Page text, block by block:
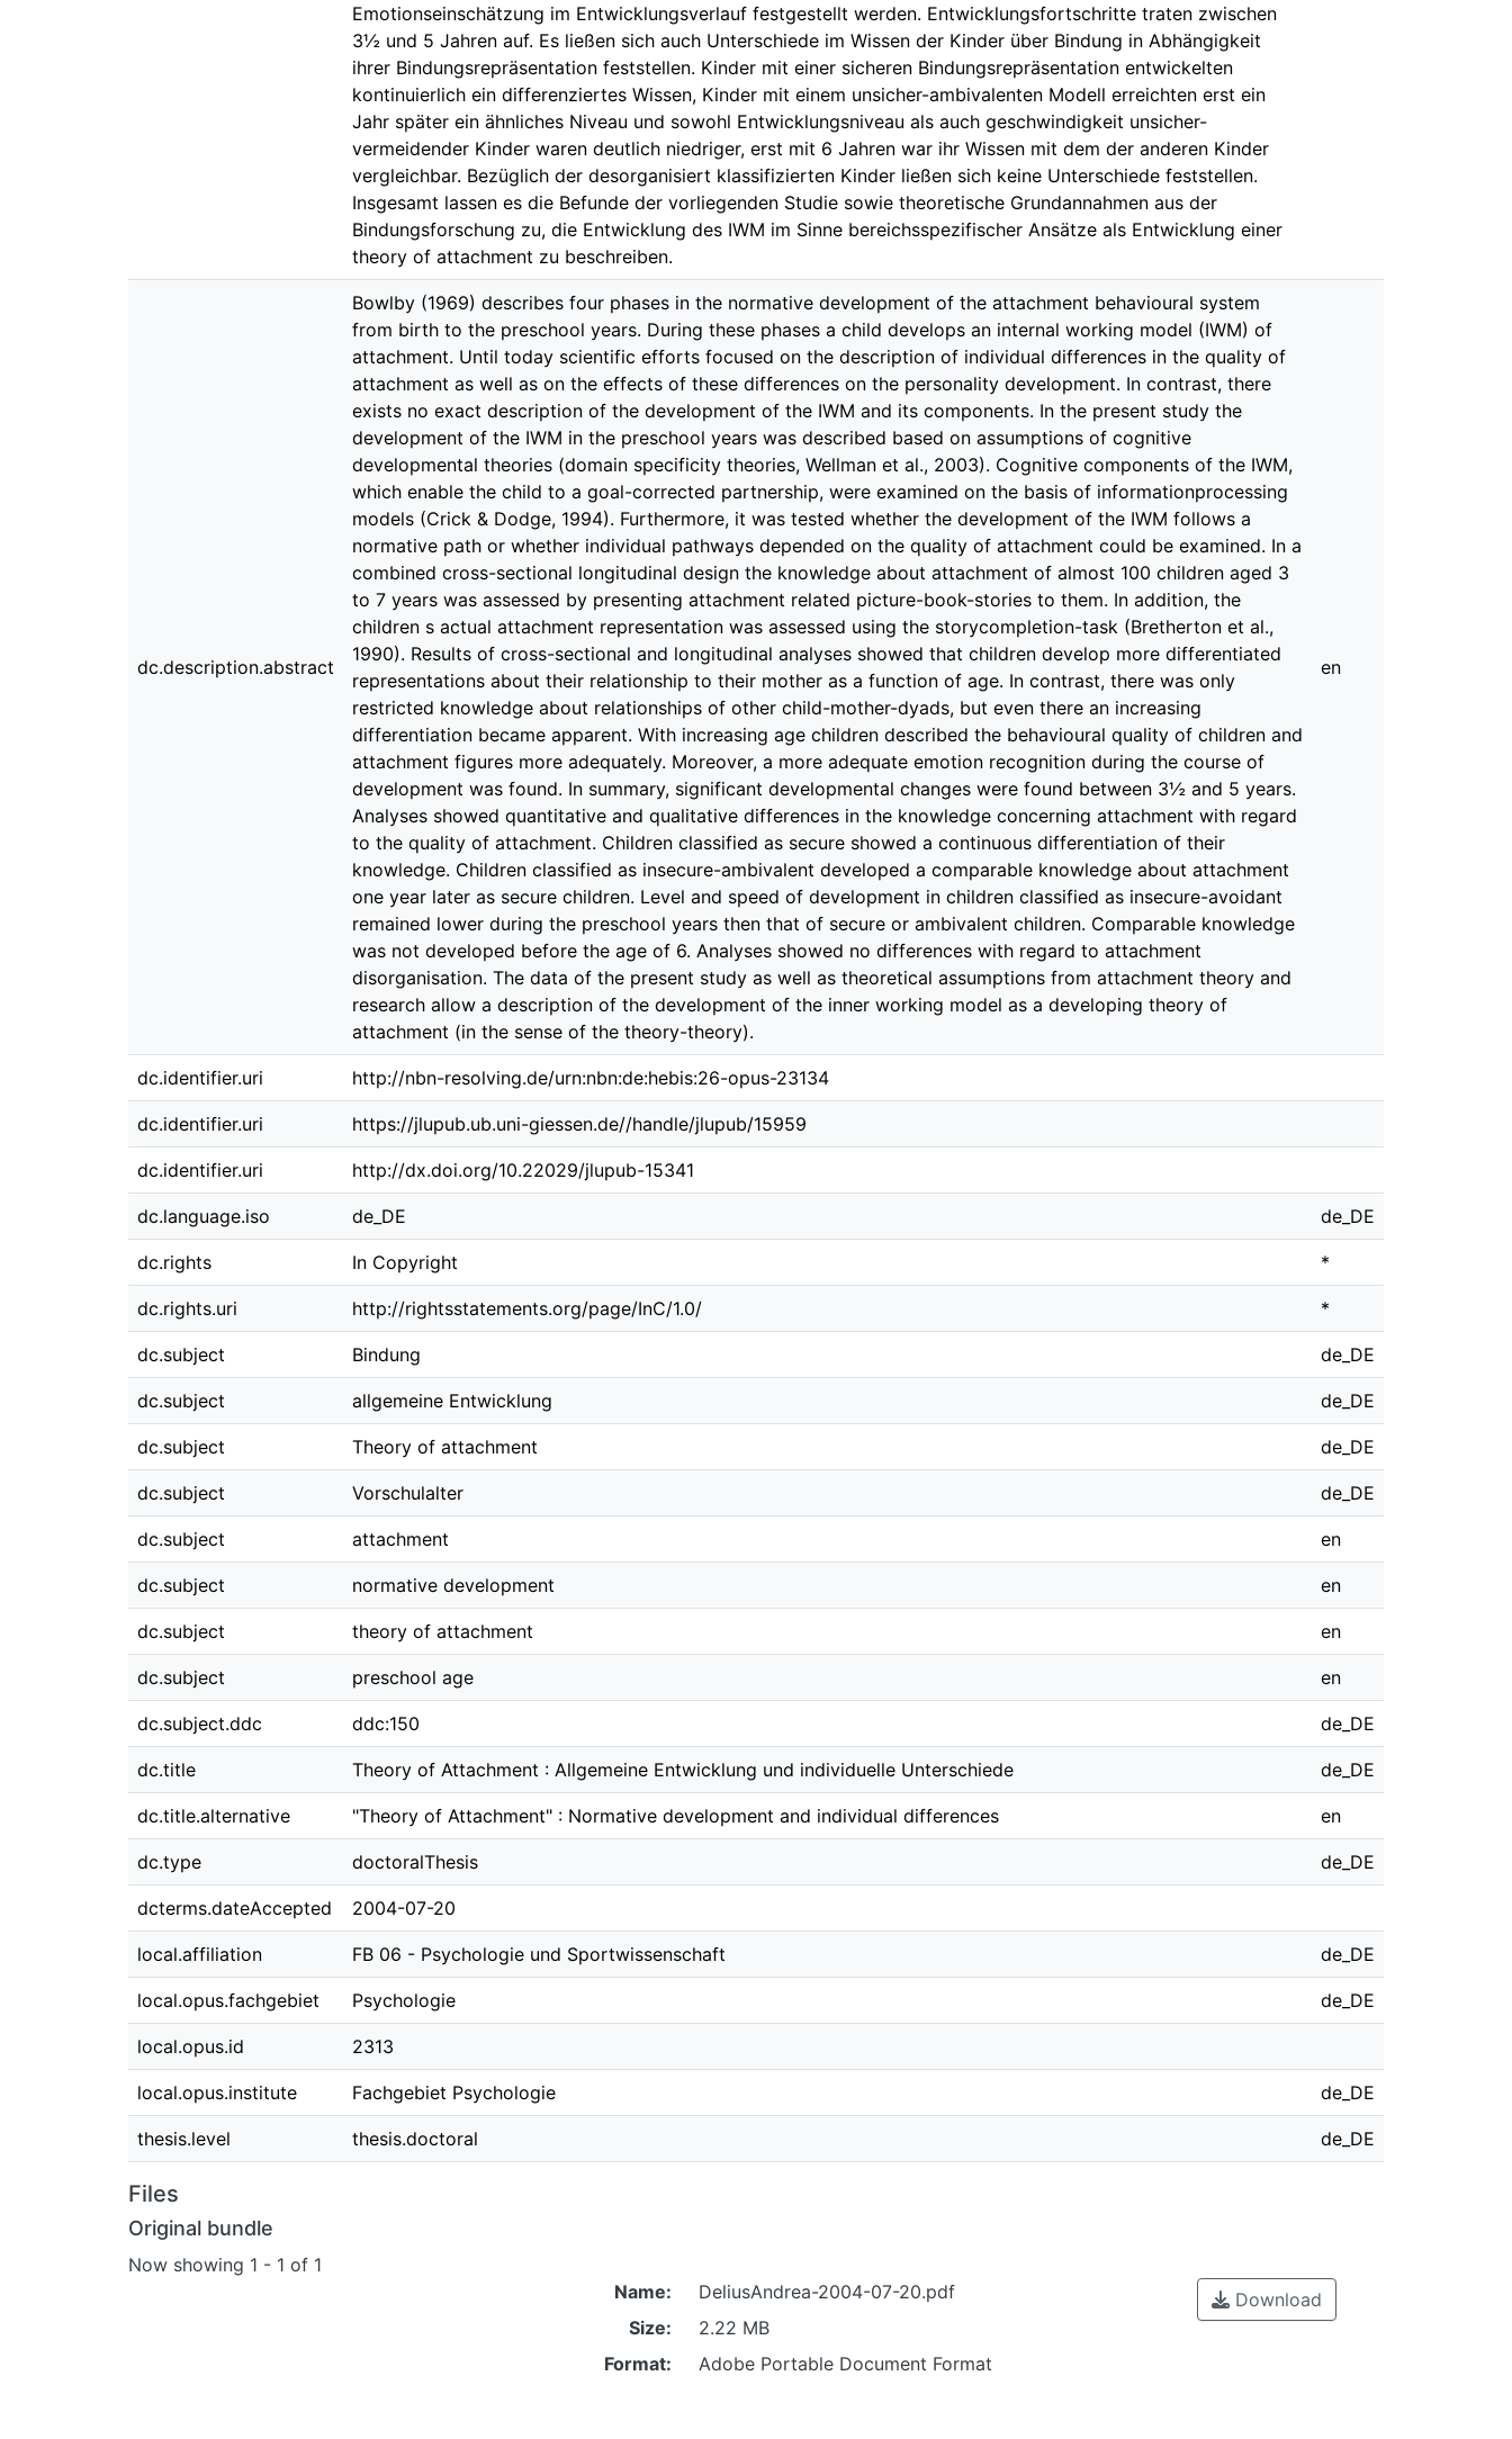
Emotionseinschätzung im Entwicklungsverlauf festgestellt werden. Entwicklungsfortschritte traten zwischen
3½ und 5 Jahren auf. Es ließen sich auch Unterschiede im Wissen der Kinder über Bindung in Abhängigkeit
ihrer Bindungsrepräsentation feststellen. Kinder mit einer sicheren Bindungsrepräsentation entwickelten
kontinuierlich ein differenziertes Wissen, Kinder mit einem unsicher-ambivalenten Modell erreichten erst ein
Jahr später ein ähnliches Niveau und sowohl Entwicklungsniveau als auch geschwindigkeit unsicher-
vermeidender Kinder waren deutlich niedriger, erst mit 6 Jahren war ihr Wissen mit dem der anderen Kinder
vergleichbar. Bezüglich der desorganisiert klassifizierten Kinder ließen sich keine Unterschiede feststellen.
Insgesamt lassen es die Befunde der vorliegenden Studie sowie theoretische Grundannahmen aus der
Bindungsforschung zu, die Entwicklung des IWM im Sinne bereichsspezifischer Ansätze als Entwicklung einer
theory of attachment zu beschreiben.
dc.description.abstract
Bowlby (1969) describes four phases in the normative development of the attachment behavioural system
from birth to the preschool years. During these phases a child develops an internal working model (IWM) of
attachment. Until today scientific efforts focused on the description of individual differences in the quality of
attachment as well as on the effects of these differences on the personality development. In contrast, there
exists no exact description of the development of the IWM and its components. In the present study the
development of the IWM in the preschool years was described based on assumptions of cognitive
developmental theories (domain specificity theories, Wellman et al., 2003). Cognitive components of the IWM,
which enable the child to a goal-corrected partnership, were examined on the basis of informationprocessing
models (Crick & Dodge, 1994). Furthermore, it was tested whether the development of the IWM follows a
normative path or whether individual pathways depended on the quality of attachment could be examined. In a
combined cross-sectional longitudinal design the knowledge about attachment of almost 100 children aged 3
to 7 years was assessed by presenting attachment related picture-book-stories to them. In addition, the
children s actual attachment representation was assessed using the storycompletion-task (Bretherton et al.,
1990). Results of cross-sectional and longitudinal analyses showed that children develop more differentiated
representations about their relationship to their mother as a function of age. In contrast, there was only
restricted knowledge about relationships of other child-mother-dyads, but even there an increasing
differentiation became apparent. With increasing age children described the behavioural quality of children and
attachment figures more adequately. Moreover, a more adequate emotion recognition during the course of
development was found. In summary, significant developmental changes were found between 3½ and 5 years.
Analyses showed quantitative and qualitative differences in the knowledge concerning attachment with regard
to the quality of attachment. Children classified as secure showed a continuous differentiation of their
knowledge. Children classified as insecure-ambivalent developed a comparable knowledge about attachment
one year later as secure children. Level and speed of development in children classified as insecure-avoidant
remained lower during the preschool years then that of secure or ambivalent children. Comparable knowledge
was not developed before the age of 6. Analyses showed no differences with regard to attachment
disorganisation. The data of the present study as well as theoretical assumptions from attachment theory and
research allow a description of the development of the inner working model as a developing theory of
attachment (in the sense of the theory-theory).
en
dc.identifier.uri http://nbn-resolving.de/urn:nbn:de:hebis:26-opus-23134
dc.identifier.uri https://jlupub.ub.uni-giessen.de//handle/jlupub/15959
dc.identifier.uri http://dx.doi.org/10.22029/jlupub-15341
dc.language.iso de_DE de_DE
dc.rights In Copyright *
dc.rights.uri http://rightsstatements.org/page/InC/1.0/ *
dc.subject Bindung de_DE
dc.subject allgemeine Entwicklung de_DE
dc.subject Theory of attachment de_DE
dc.subject Vorschulalter de_DE
dc.subject attachment en
dc.subject normative development en
dc.subject theory of attachment en
dc.subject preschool age en
dc.subject.ddc ddc:150 de_DE
dc.title Theory of Attachment : Allgemeine Entwicklung und individuelle Unterschiede de_DE
dc.title.alternative "Theory of Attachment" : Normative development and individual differences en
dc.type doctoralThesis de_DE
dcterms.dateAccepted 2004-07-20
local.affiliation FB 06 - Psychologie und Sportwissenschaft de_DE
local.opus.fachgebiet Psychologie de_DE
local.opus.id 2313
local.opus.institute Fachgebiet Psychologie de_DE
thesis.level thesis.doctoral de_DE
Files
Original bundle
Now showing 1 - 1 of 1
Name:
DeliusAndrea-2004-07-20.pdf
Size:
2.22 MB
Format:
Adobe Portable Document Format
Download